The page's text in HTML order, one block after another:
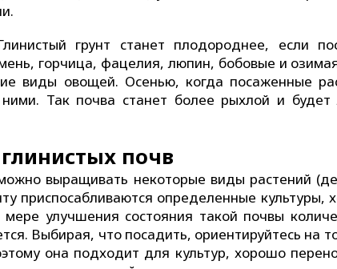
грунт станет плодороднее, если
горчица, фацелия, люпин, бобовые и
виды овощей. Осенью, когда посаженные
Так почва станет более рыхлой и
почв
выращивать некоторые виды растений
приспосабливаются определенные культуры,
улучшения состояния такой почвы
Выбирая, что посадить, ориентируйтесь на
она подходит для культур, хорошо